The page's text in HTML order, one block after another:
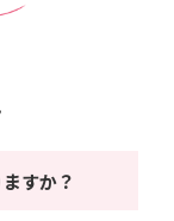
すか？